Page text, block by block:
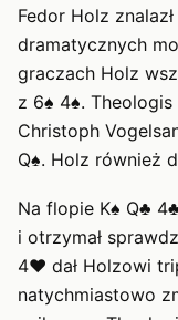
Fedor Holz
dramatycznych
graczach Holz
z 6♠ 4♠.
Christoph
Q♠. Holz również
Na flopie K♠ Q♣
i otrzymał
4♥ dał Holzowi
natychmiastowo